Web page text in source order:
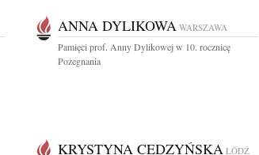
ANNA DYLIKOWA WARSZAWA
Pamięci prof. Anny Dylikowej w 10. rocznicę
Pożegnania
KRYSTYNA CEDZYŃSKA ŁÓDŹ